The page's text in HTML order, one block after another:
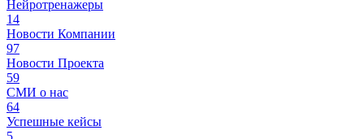
Нейротренажеры
14
Новости Компании
97
Новости Проекта
59
СМИ о нас
64
Успешные кейсы